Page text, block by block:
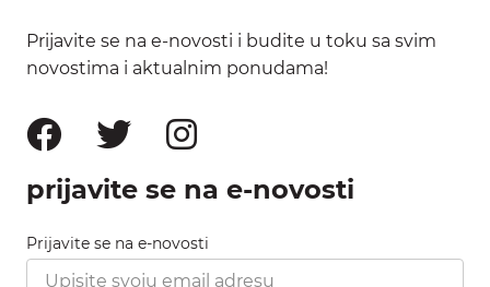
Prijavite se na e-novosti i budite u toku sa svim
novostima i aktualnim ponudama!
prijavite se na e-novosti
Prijavite se na e-novosti